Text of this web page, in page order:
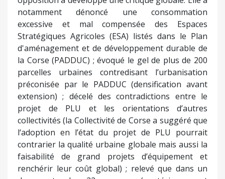
Fangu et le quartier Agliani, soutenus par le
conseiller municipal d’opposition Julien Morganti,
ont particulièrement dénoncé la densification
urbaine et la verticalisation de l’habitat
préconisées autour de chez eux par le projet de
PLU.
Une troisième opposition citoyenne s’est
manifestée. Animée par Frédéric Poletti qui est
très investi dans l’action citoyenne (il anime depuis
des années le collectif Agissons contre la cherté
des carburants en Corse) et ne cache pas être un
opposant à la majorité municipale, cette
opposition a développé une critique globale. Elle a
notamment dénoncé une consommation
excessive et mal compensée des Espaces